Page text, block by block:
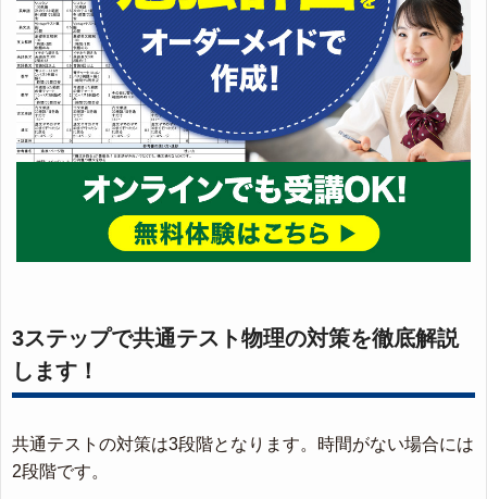
3ステップで共通テスト物理の対策を徹底解説
します！
共通テストの対策は3段階となります。時間がない場合には
2段階です。